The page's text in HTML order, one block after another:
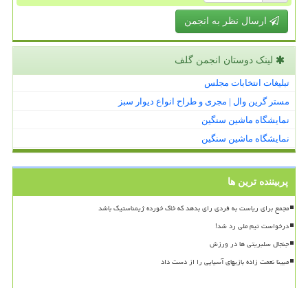
ارسال نظر به انجمن
لینک دوستان انجمن گلف
تبلیغات انتخابات مجلس
مستر گرین وال | مجری و طراح انواع دیوار سبز
نمایشگاه ماشین سنگین
نمایشگاه ماشین سنگین
پربیننده ترین ها
مجمع برای ریاست به فردی رای بدهد که خاک خورده ژیمناستیک باشد
درخواست تیم ملی رد شد!
جنجال سلبریتی ها در ورزش
مبینا نعمت زاده بازیهای آسیایی را از دست داد